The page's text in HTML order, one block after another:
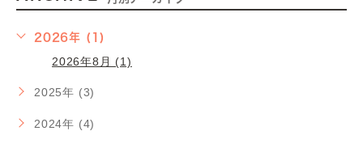
2026年 (1)
2026年8月 (1)
2025年 (3)
2024年 (4)